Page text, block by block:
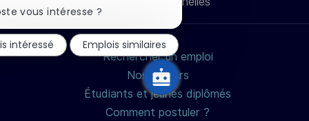
mail
Rechercher un emploi
Nos métiers
Étudiants et jeunes diplômés
Comment postuler ?
vous intéresse ?
notification
du
chatbot
intéressé Emplois similaires